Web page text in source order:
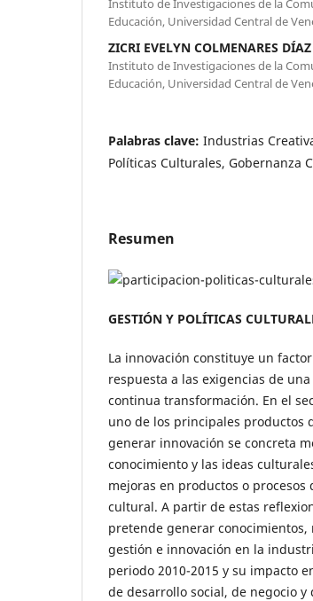
Instituto de Investigaciones de la
Educación, Universidad Central de
ZICRI EVELYN COLMENARES DÍAZ
Instituto de Investigaciones de la
Educación, Universidad Central de
Palabras clave: Industrias
Políticas Culturales, Gobernanza
Resumen
GESTIÓN Y POLÍTICAS
La innovación constituye un
respuesta a las exigencias de
continua transformación. En el
uno de los principales productos
generar innovación se concreta
conocimiento y las ideas
mejoras en productos o
cultural. A partir de estas
pretende generar
gestión e innovación en la
periodo 2010-2015 y su impacto
de desarrollo social, de negocio